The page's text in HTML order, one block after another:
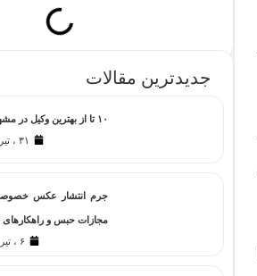
جدیدترین مقالات
۱۰ تا از بهترین وکیل در مشهد
۳۱ ، تیر ، ۱۴۰۵
جرم انتشار عکس
مجازات حبس و راهکارهای
۶ ، تیر ، ۱۴۰۵